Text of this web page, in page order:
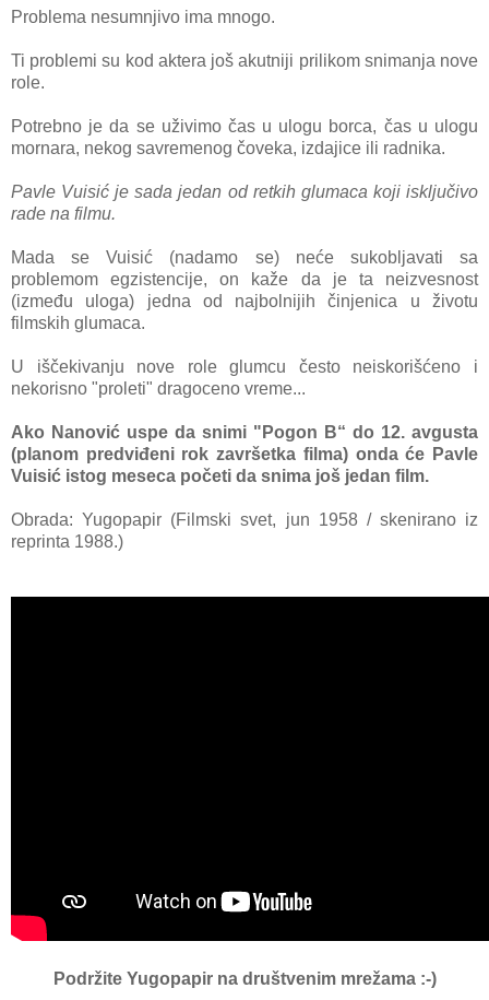
Problema nesumnjivo ima mnogo.
Ti problemi su kod aktera još akutniji prilikom snimanja nove
role.
Potrebno je da se uživimo čas u ulogu borca, čas u ulogu
mornara, nekog savremenog čoveka, izdajice ili radnika.
Pavle Vuisić je sada jedan od retkih glumaca koji isključivo
rade na filmu.
Mada se Vuisić (nadamo se) neće sukobljavati sa
problemom egzistencije, on kaže da je ta neizvesnost
(između uloga) jedna od najbolnijih činjenica u životu
filmskih glumaca.
U iščekivanju nove role glumcu često neiskorišćeno i
nekorisno "proleti" dragoceno vreme...
Ako Nanović uspe da snimi "Pogon B“ do 12. avgusta
(planom predviđeni rok završetka filma) onda će Pavle
Vuisić istog meseca početi da snima još jedan film.
Obrada: Yugopapir (Filmski svet, jun 1958 / skenirano iz
reprinta 1988.)
Podržite Yugopapirna društvenim mrežama :-)